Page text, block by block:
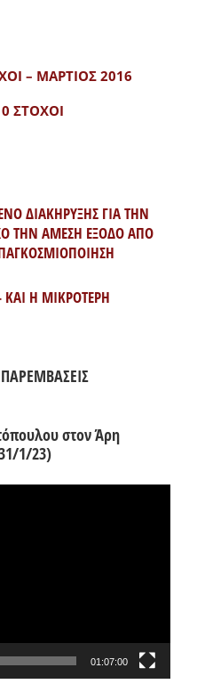
– ΜΑΡΤΙΟΣ 2016
ΣΤΟΧΟΙ
ΔΙΑΚΗΡΥΞΗΣ ΓΙΑ ΤΗΝ
ΤΗΝ ΑΜΕΣΗ ΕΞΟΔΟ ΑΠΟ
Η ΜΙΚΡΟΤΕΡΗ
στον Άρη
1/23)
01:07:00